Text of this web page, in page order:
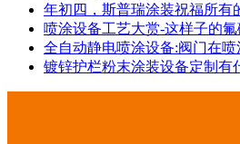
年初四，斯普瑞涂装祝福所有
喷涂设备工艺大赏-这样子的
全自动静电喷涂设备:阀门在
镀锌护栏粉末涂装设备定制有